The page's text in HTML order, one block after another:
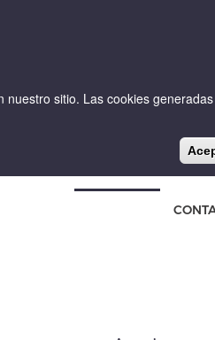
sitio. Las cookies
BLOG